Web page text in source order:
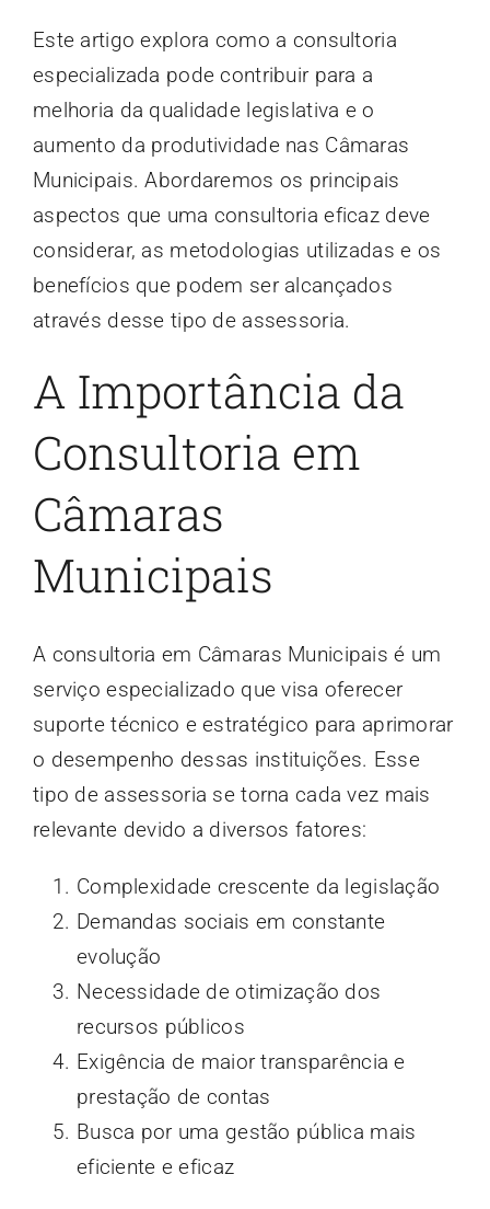
Este artigo explora como a consultoria
especializada pode contribuir para a
melhoria da qualidade legislativa e o
aumento da produtividade nas Câmaras
Municipais. Abordaremos os principais
aspectos que uma consultoria eficaz deve
considerar, as metodologias utilizadas e os
benefícios que podem ser alcançados
através desse tipo de assessoria.
A Importância da
Consultoria em
Câmaras
Municipais
A consultoria em Câmaras Municipais é um
serviço especializado que visa oferecer
suporte técnico e estratégico para aprimorar
o desempenho dessas instituições. Esse
tipo de assessoria se torna cada vez mais
relevante devido a diversos fatores:
Complexidade crescente da legislação
Demandas sociais em constante
evolução
Necessidade de otimização dos
recursos públicos
Exigência de maior transparência e
prestação de contas
Busca por uma gestão pública mais
eficiente e eficaz